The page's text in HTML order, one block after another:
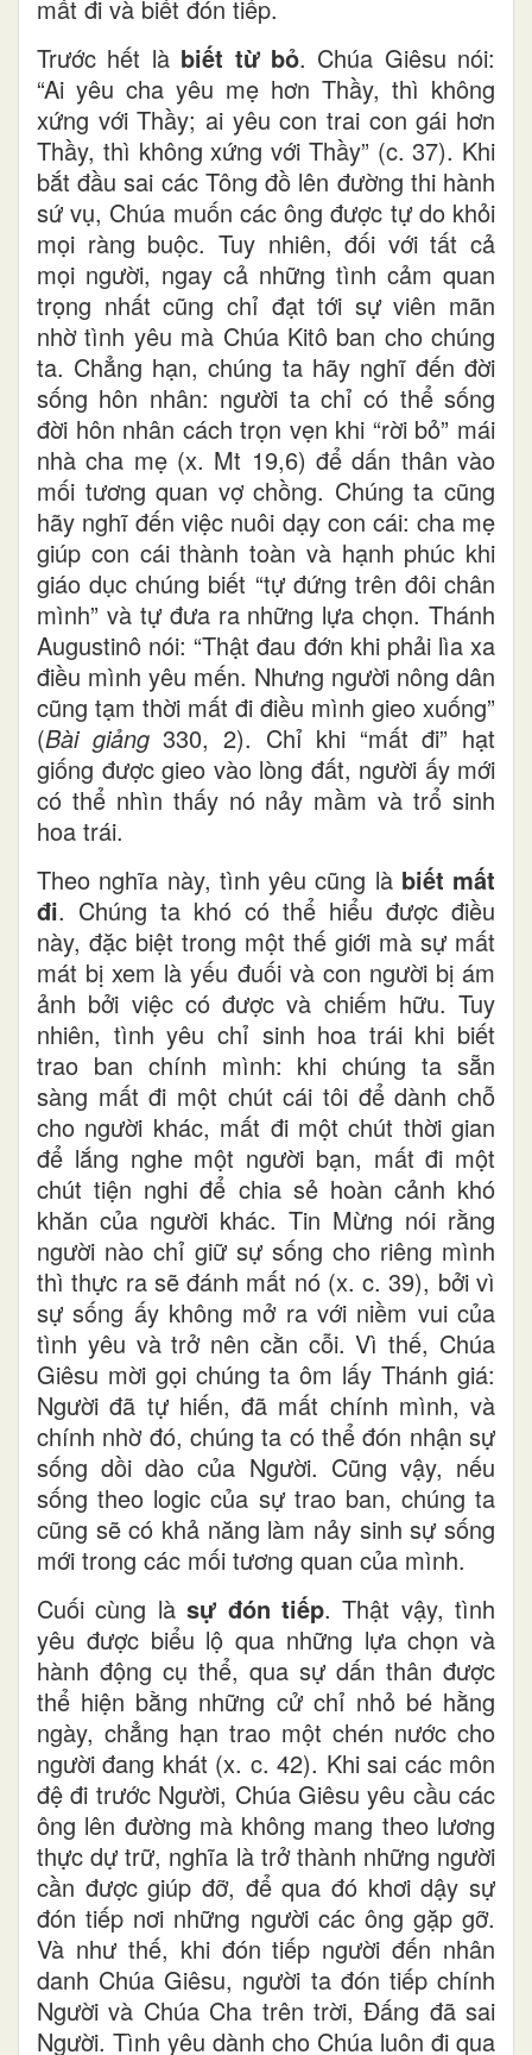
mất đi và biết đón tiếp.
Trước hết là biết từ bỏ. Chúa Giêsu nói:
“Ai yêu cha yêu mẹ hơn Thầy, thì không
xứng với Thầy; ai yêu con trai con gái hơn
Thầy, thì không xứng với Thầy” (c. 37). Khi
bắt đầu sai các Tông đồ lên đường thi hành
sứ vụ, Chúa muốn các ông được tự do khỏi
mọi ràng buộc. Tuy nhiên, đối với tất cả
mọi người, ngay cả những tình cảm quan
trọng nhất cũng chỉ đạt tới sự viên mãn
nhờ tình yêu mà Chúa Kitô ban cho chúng
ta. Chẳng hạn, chúng ta hãy nghĩ đến đời
sống hôn nhân: người ta chỉ có thể sống
đời hôn nhân cách trọn vẹn khi “rời bỏ” mái
nhà cha mẹ (x. Mt 19,6) để dấn thân vào
mối tương quan vợ chồng. Chúng ta cũng
hãy nghĩ đến việc nuôi dạy con cái: cha mẹ
giúp con cái thành toàn và hạnh phúc khi
giáo dục chúng biết “tự đứng trên đôi chân
mình” và tự đưa ra những lựa chọn. Thánh
Augustinô nói: “Thật đau đớn khi phải lìa xa
điều mình yêu mến. Nhưng người nông dân
cũng tạm thời mất đi điều mình gieo xuống”
(Bài giảng330, 2). Chỉ khi “mất đi” hạt
giống được gieo vào lòng đất, người ấy mới
có thể nhìn thấy nó nảy mầm và trổ sinh
hoa trái.
Theo nghĩa này, tình yêu cũng là biết mất
đi. Chúng ta khó có thể hiểu được điều
này, đặc biệt trong một thế giới mà sự mất
mát bị xem là yếu đuối và con người bị ám
ảnh bởi việc có được và chiếm hữu. Tuy
nhiên, tình yêu chỉ sinh hoa trái khi biết
trao ban chính mình: khi chúng ta sẵn
sàng mất đi một chút cái tôi để dành chỗ
cho người khác, mất đi một chút thời gian
để lắng nghe một người bạn, mất đi một
chút tiện nghi để chia sẻ hoàn cảnh khó
khăn của người khác. Tin Mừng nói rằng
người nào chỉ giữ sự sống cho riêng mình
thì thực ra sẽ đánh mất nó (x. c. 39), bởi vì
sự sống ấy không mở ra với niềm vui của
tình yêu và trở nên cằn cỗi. Vì thế, Chúa
Giêsu mời gọi chúng ta ôm lấy Thánh giá:
Người đã tự hiến, đã mất chính mình, và
chính nhờ đó, chúng ta có thể đón nhận sự
sống dồi dào của Người. Cũng vậy, nếu
sống theo logic của sự trao ban, chúng ta
cũng sẽ có khả năng làm nảy sinh sự sống
mới trong các mối tương quan của mình.
Cuối cùng làsự đón tiếp. Thật vậy, tình
yêu được biểu lộ qua những lựa chọn và
hành động cụ thể, qua sự dấn thân được
thể hiện bằng những cử chỉ nhỏ bé hằng
ngày, chẳng hạn trao một chén nước cho
người đang khát (x. c. 42). Khi sai các môn
đệ đi trước Người, Chúa Giêsu yêu cầu các
ông lên đường mà không mang theo lương
thực dự trữ, nghĩa là trở thành những người
cần được giúp đỡ, để qua đó khơi dậy sự
đón tiếp nơi những người các ông gặp gỡ.
Và như thế, khi đón tiếp người đến nhân
danh Chúa Giêsu, người ta đón tiếp chính
Người và Chúa Cha trên trời, Đấng đã sai
Người. Tình yêu dành cho Chúa luôn đi qua